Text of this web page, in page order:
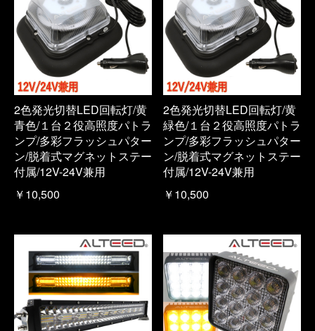
2色発光切替LED回転灯/黄
青色/１台２役高照度パトラ
ンプ/多彩フラッシュパター
ン/脱着式マグネットステー
付属/12V-24V兼用
￥10,500
2色発光切替LED回転灯/黄
緑色/１台２役高照度パトラ
ンプ/多彩フラッシュパター
ン/脱着式マグネットステー
付属/12V-24V兼用
￥10,500